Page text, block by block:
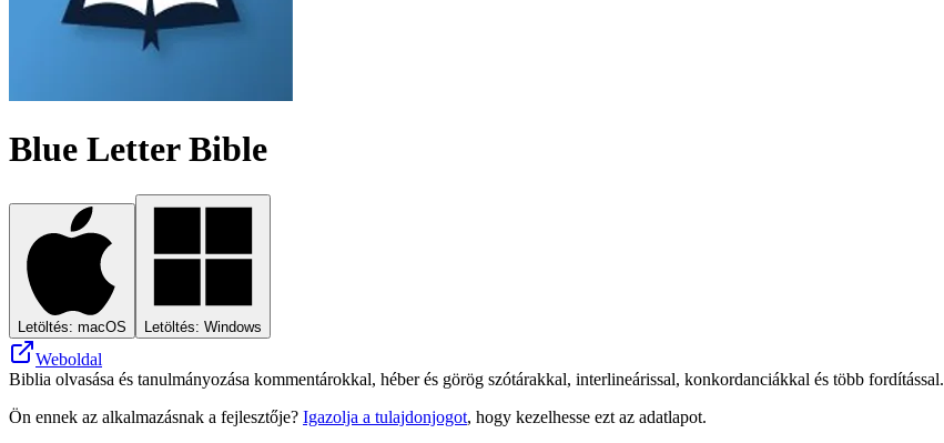
Blue Letter Bible
Letöltés: macOS Letöltés: Windows
Weboldal
Biblia olvasása és tanulmányozása kommentárokkal, héber és görög szótárakkal, interlineárissal, konkordanciákkal és több fordítással.
Ön ennek az alkalmazásnak a fejlesztője? Igazolja a tulajdonjogot, hogy kezelhesse ezt az adatlapot.